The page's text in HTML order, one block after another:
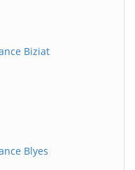
Biziat
Blyes